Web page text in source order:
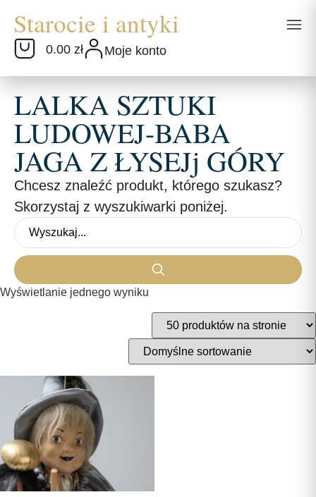
0.00 zł Moje konto
LALKA SZTUKI
LUDOWEJ-BABA
JAGA Z ŁYSEJj GÓRY
Chcesz znaleźć produkt, którego szukasz?
Skorzystaj z wyszukiwarki poniżej.
Wyświetlanie jednego wyniku